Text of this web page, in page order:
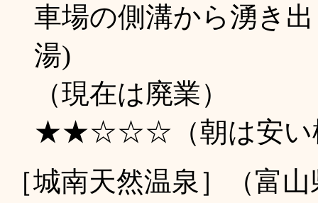
車場の側溝から湧き
湯)
（現在は廃業）
★★☆☆☆（朝は安い
［城南天然温泉］（富